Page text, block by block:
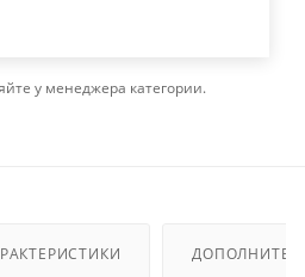
у менеджера категории.